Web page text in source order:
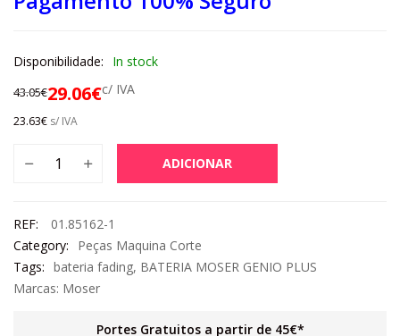
Disponibilidade: In stock
43.05€29.06€c/ IVA
23.63€ s/ IVA
ADICIONAR
REF:
01.85162-1
Category:
Peças Maquina Corte
Tags: bateria fading, BATERIA MOSER GENIO PLUS
Marcas: Moser
Portes Gratuitos a partir de 45€*